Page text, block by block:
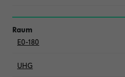
E0-180
UHG